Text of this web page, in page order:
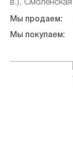
в.),
Мы продаем:
Мы покупаем: